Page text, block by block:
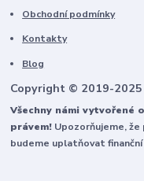
Obchodní podmínky
Kontakty
Blog
Copyright © 2019-2025
Všechny námi vytvořené
právem! Upozorňujeme, že
budeme uplatňovat finanční